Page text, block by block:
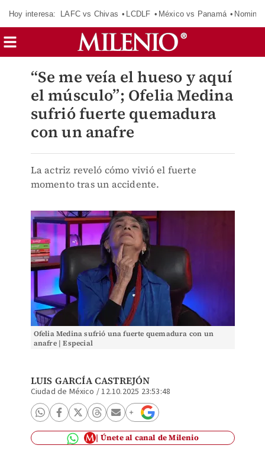
Hoy interesa: LAFC vs Chivas LCDLF México vs Panamá
“Se me veía el hueso y aquí
el músculo”; Ofelia Medina
sufrió fuerte quemadura
con un anafre
La actriz reveló cómo vivió el fuerte
momento tras un accidente.
Ofelia Medina sufrió una fuerte quemadura con un
anafre | Especial
LUIS GARCÍA CASTREJÓN
Ciudad de México /12.10.2025 23:53:48
Únete al canal de Milenio